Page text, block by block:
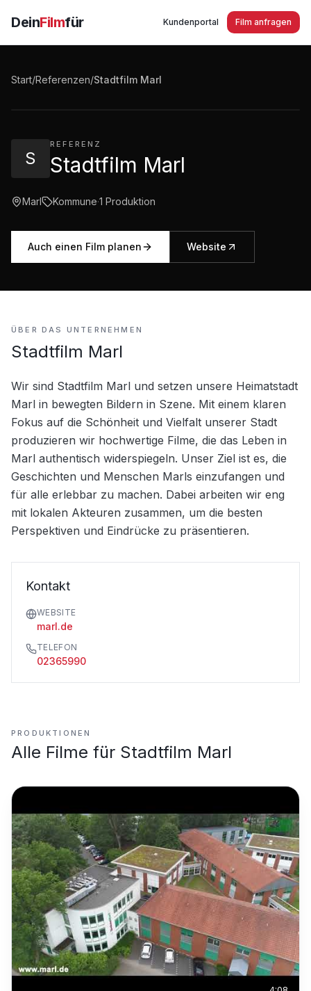
DeinFilmfür Kundenportal Film anfragen
Start/Referenzen/Stadtfilm Marl
S
REFERENZ
Stadtfilm Marl
Marl Kommune·1 Produktion
Auch einen Film planen Website
Stadtfilm Marl
ÜBER DAS UNTERNEHMEN
Stadtfilm Marl
Wir sind Stadtfilm Marl und setzen unsere Heimatstadt
Marl in bewegten Bildern in Szene. Mit einem klaren
Fokus auf die Schönheit und Vielfalt unserer Stadt
produzieren wir hochwertige Filme, die das Leben in
Marl authentisch widerspiegeln. Unser Ziel ist es, die
Geschichten und Menschen Marls einzufangen und
für alle erlebbar zu machen. Dabei arbeiten wir eng
mit lokalen Akteuren zusammen, um die besten
Perspektiven und Eindrücke zu präsentieren.
Kontakt
WEBSITE
marl.de
TELEFON
02365990
PRODUKTIONEN
Alle Filme für Stadtfilm Marl